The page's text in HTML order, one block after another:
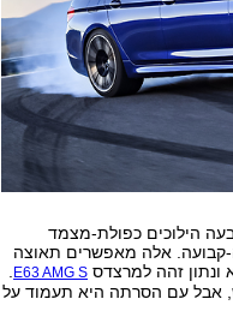
הילוכים כפולת-מצמד
קבועה. אלה מאפשרים תאוצה
E63 AMG S
.
מוגבלת אלקטרונית ל-250 קמ"ש, אבל עם הסרתה היא תעמוד על